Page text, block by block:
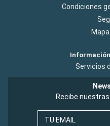
Condiciones
Servicios
Recibe
TU EMAIL